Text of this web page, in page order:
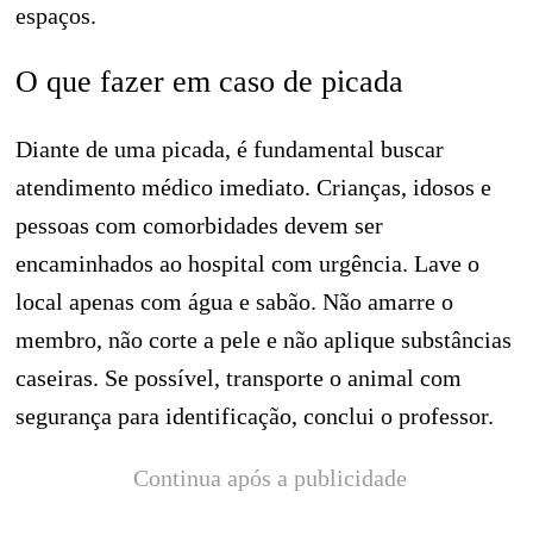
espaços.
O que fazer em caso de picada
Diante de uma picada, é fundamental buscar
atendimento médico imediato. Crianças, idosos e
pessoas com comorbidades devem ser
encaminhados ao hospital com urgência. Lave o
local apenas com água e sabão. Não amarre o
membro, não corte a pele e não aplique substâncias
caseiras. Se possível, transporte o animal com
segurança para identificação, conclui o professor.
Continua após a publicidade